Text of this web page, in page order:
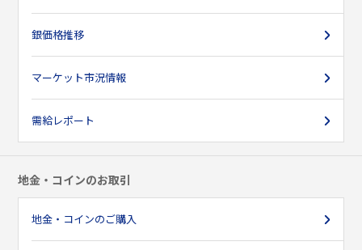
銀価格推移
マーケット市況情報
需給レポート
地金・コインのお取引
地金・コインのご購入